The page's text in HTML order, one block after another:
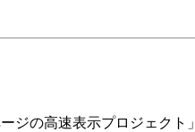
ジの高速表示プロジェクト」